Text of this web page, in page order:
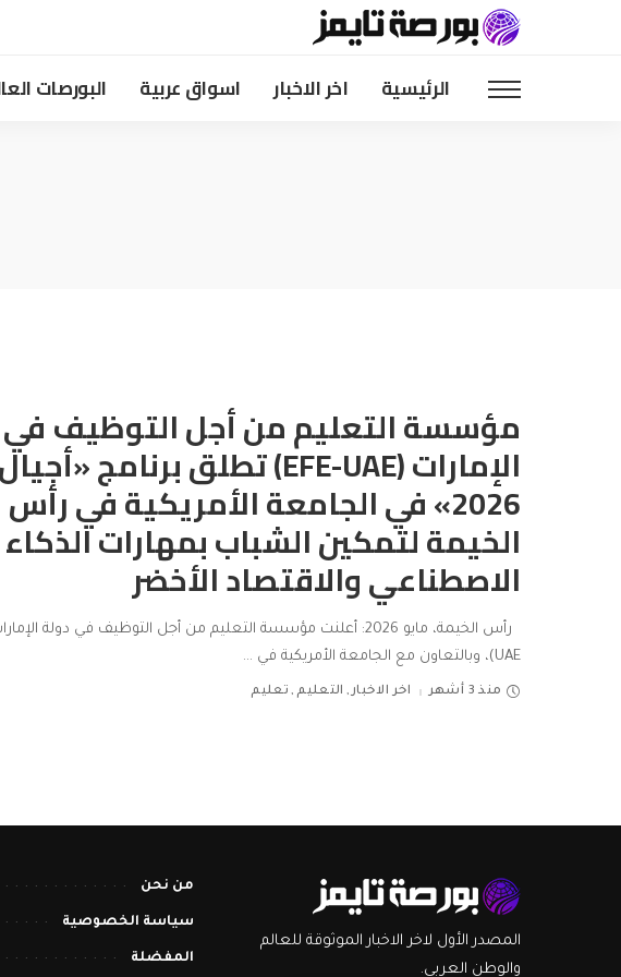
الرئيسية اخر الاخبار اسواق عربية البورصات
مؤسسة التعليم من أجل التوظيف في
الإمارات (EFE-UAE) تطلق برنامج «أجيال
2026» في الجامعة الأمريكية في رأس
الخيمة لتمكين الشباب بمهارات الذكاء
الاصطناعي والاقتصاد الأخضر
UAE)، وبالتعاون مع الجامعة الأمريكية في
...
منذ 3 أشهر اخر الاخبار التعليم تعليم
المصدر الأول لاخر الاخبار الموثوقة للعالم
والوطن العربي.
من نحن
سياسة الخصوصية
المفضلة